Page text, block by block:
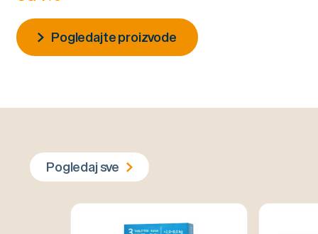
Pogledajte proizvode
Pogledaj sve